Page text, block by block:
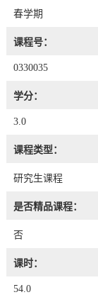
春学期
课程号：
0330035
学分：
3.0
课程类型：
研究生课程
是否精品课程：
否
课时：
54.0